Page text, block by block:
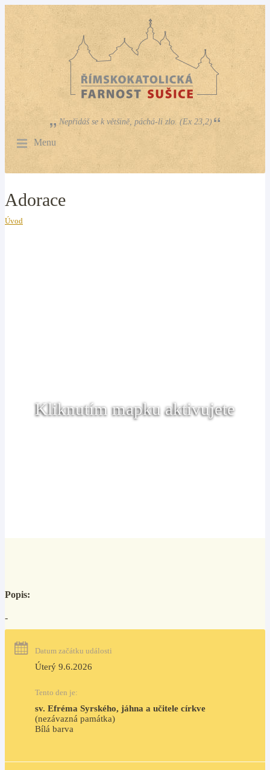
Nepřidáš se k většině, páchá-li zlo. (Ex 23,2)
Menu
Adorace
Úvod
Kliknutím mapku aktivujete
Popis:
-
Datum začátku události
Úterý 9.6.2026
Tento den je:
sv. Efréma Syrského, jáhna a učitele církve
(nezávazná památka)
Bílá barva